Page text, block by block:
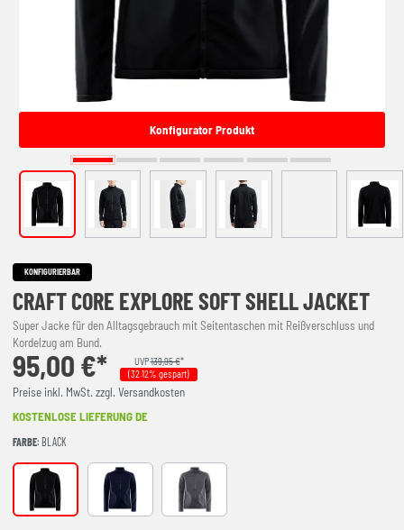
Konfigurator Produkt
KONFIGURIERBAR
CRAFT CORE EXPLORE SOFT SHELL JACKET
Super Jacke für den Alltagsgebrauch mit Seitentaschen mit Reißverschluss und
Kordelzug am Bund.
95,00 €* UVP139,95 €*
(32.12% gespart)
Preise inkl. MwSt. zzgl. Versandkosten
KOSTENLOSE LIEFERUNG DE
FARBE: BLACK
BLACK Blaze Granite